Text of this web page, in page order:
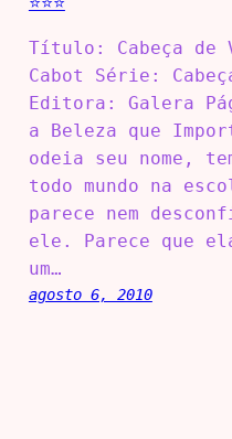
Título: Cabeça de
Cabot Série:
Editora: Galera
a Beleza que
odeia seu nome,
todo mundo na
parece nem
ele. Parece que
um…
agosto 6, 2010